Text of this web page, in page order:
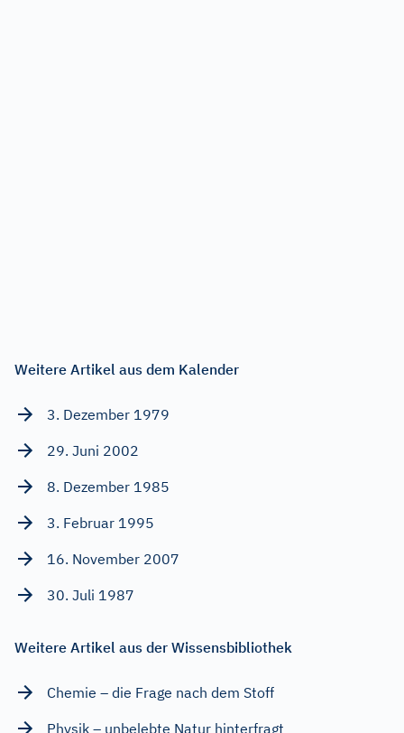
Weitere Artikel aus dem Kalender
3. Dezember 1979
29. Juni 2002
8. Dezember 1985
3. Februar 1995
16. November 2007
30. Juli 1987
Weitere Artikel aus der Wissensbibliothek
Chemie – die Frage nach dem Stoff
Physik – unbelebte Natur hinterfragt